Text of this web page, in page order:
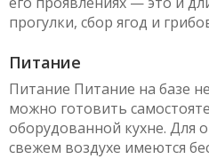
прогулки, сбор ягод и
Питание
Питание Питание на базе
можно готовить
оборудованной кухне. Для
свежем воздухе имеются